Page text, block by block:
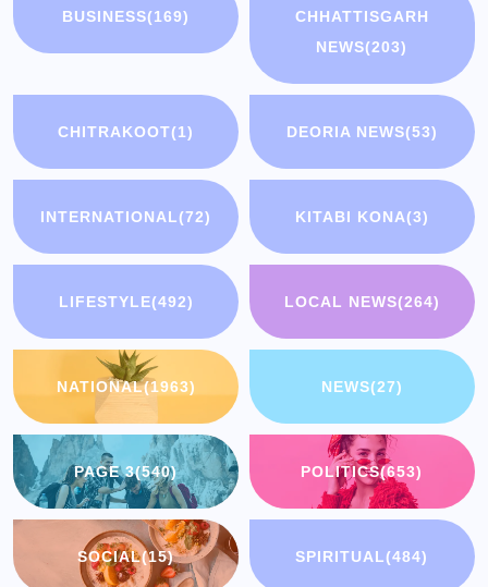
BUSINESS(169)
CHHATTISGARH
NEWS(203)
CHITRAKOOT(1) DEORIA NEWS(53)
INTERNATIONAL(72) KITABI KONA(3)
LIFESTYLE(492) LOCAL NEWS(264)
NATIONAL(1963) NEWS(27)
PAGE 3(540) POLITICS(653)
SOCIAL(15) SPIRITUAL(484)